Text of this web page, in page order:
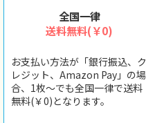
全国一律
送料無料(￥0)
お支払い方法が「銀行振込、ク
レジット、Amazon Pay」の場
合、1枚〜でも全国一律で送料
無料(￥0)となります。